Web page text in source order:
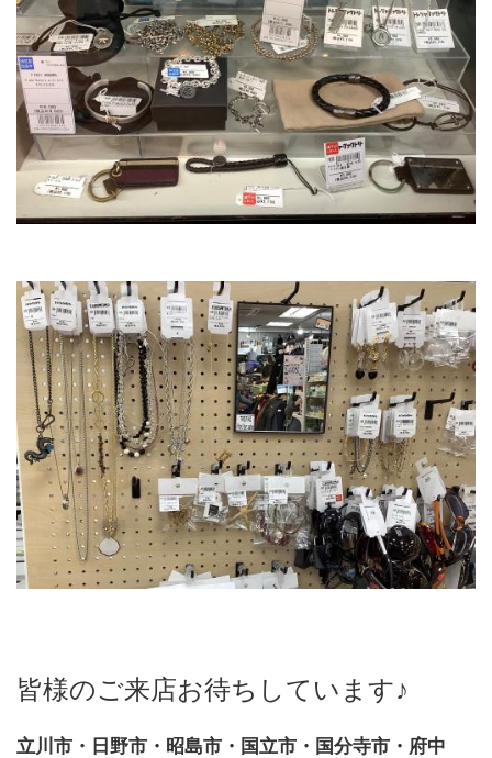
皆様のご来店お待ちしています♪
立川市・日野市・昭島市・国立市・国分寺市・府中